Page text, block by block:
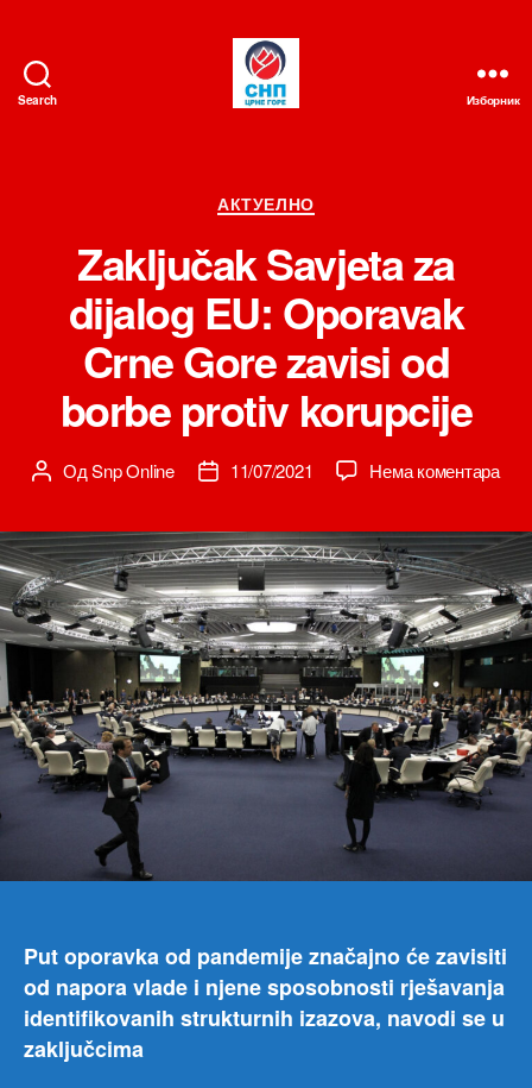
Search Изборник
Категорије
АКТУЕЛНО
Zaključak Savjeta za
dijalog EU: Oporavak
Crne Gore zavisi od
borbe protiv korupcije
Аутор
ОдSnp Online
Датум11/07/2021 Нема коментарана
za
EU:
od
Put oporavka od pandemije značajno će zavisiti
od napora vlade i njene sposobnosti rješavanja
identifikovanih strukturnih izazova, navodi se u
zaključcima